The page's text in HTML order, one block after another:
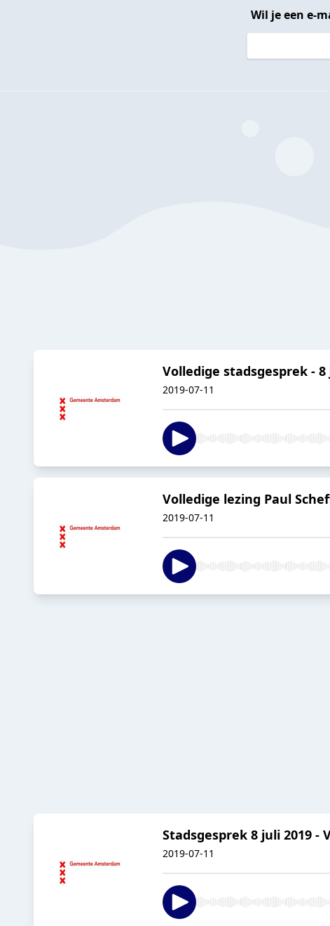
Wil je een e-
Volledige stadsgesprek - 8
2019-07-11
Volledige lezing Paul
2019-07-11
Stadsgesprek 8 juli 2019 -
2019-07-11